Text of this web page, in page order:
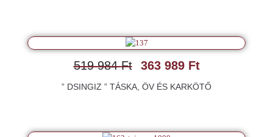
519 984Ft 363 989 Ft
” DSINGIZ ” TÁSKA, ÖV ÉS KARKÖTŐ